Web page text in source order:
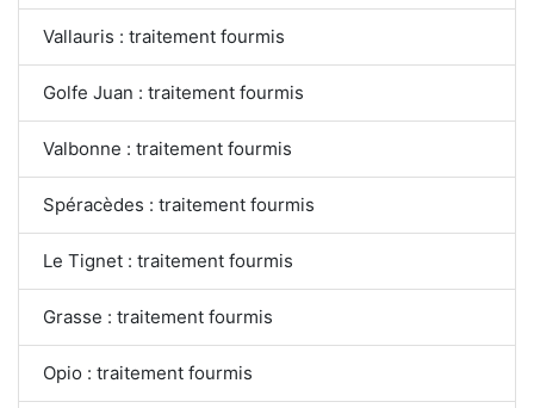
Vallauris : traitement fourmis
Golfe Juan : traitement fourmis
Valbonne : traitement fourmis
Spéracèdes : traitement fourmis
Le Tignet : traitement fourmis
Grasse : traitement fourmis
Opio : traitement fourmis